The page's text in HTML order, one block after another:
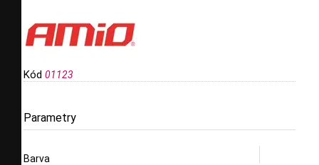
Kód 01123
Parametry
Barva